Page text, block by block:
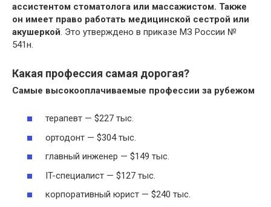
ассистентом стоматолога или массажистом. Также
он имеет право работать медицинской сестрой или
акушеркой. Это утверждено в приказе МЗ России №
541н.
Какая профессия самая дорогая?
Самые высокооплачиваемые профессии за рубежом
терапевт — $227 тыс.
ортодонт — $304 тыс.
главный инженер — $149 тыс.
IT-специалист — $127 тыс.
корпоративный юрист — $240 тыс.